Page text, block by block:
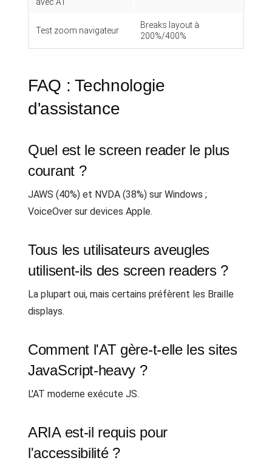
Test zoom navigateur
Breaks layout à
200%/400%
FAQ : Technologie
d'assistance
Quel est le screen reader le plus
courant ?
JAWS (40%) et NVDA (38%) sur Windows ;
VoiceOver sur devices Apple.
Tous les utilisateurs aveugles
utilisent-ils des screen readers ?
La plupart oui, mais certains préfèrent les Braille
displays.
Comment l'AT gère-t-elle les sites
JavaScript-heavy ?
L'AT moderne exécute JS.
ARIA est-il requis pour
l'accessibilité ?